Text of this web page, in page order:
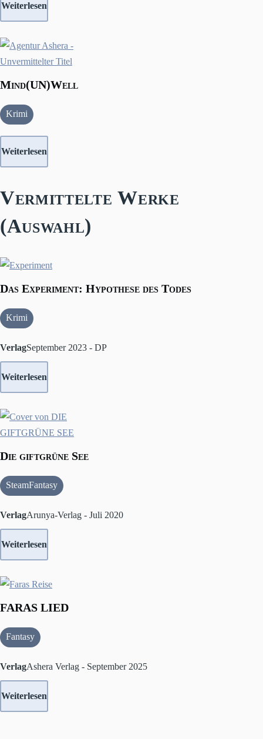
Weiterlesen
Mind(UN)Well
Krimi
Weiterlesen
Vermittelte Werke
(Auswahl)
Das Experiment: Hypothese des Todes
Krimi
VerlagSeptember 2023 - DP
Weiterlesen
Die giftgrüne See
SteamFantasy
VerlagArunya-Verlag - Juli 2020
Weiterlesen
FARAS LIED
Fantasy
VerlagAshera Verlag - September 2025
Weiterlesen